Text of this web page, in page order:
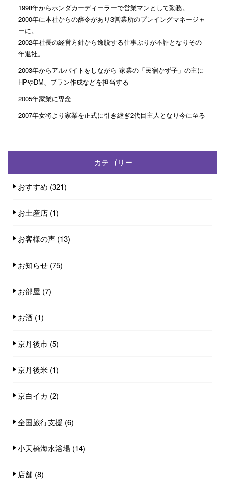
1998年からホンダカーディーラーで営業マンとして勤務。
2000年に本社からの辞令があり3営業所のプレイングマネージャ
ーに。
2002年社長の経営方針から逸脱する仕事ぶりが不評となりその
年退社。
2003年からアルバイトをしながら 家業の「民宿かず子」の主に
HPやDM、プラン作成などを担当する
2005年家業に専念
2007年女将より家業を正式に引き継ぎ2代目主人となり今に至る
カテゴリー
おすすめ (321)
お土産店 (1)
お客様の声 (13)
お知らせ (75)
お部屋 (7)
お酒 (1)
京丹後市 (5)
京丹後米 (1)
京白イカ (2)
全国旅行支援 (6)
小天橋海水浴場 (14)
店舗 (8)